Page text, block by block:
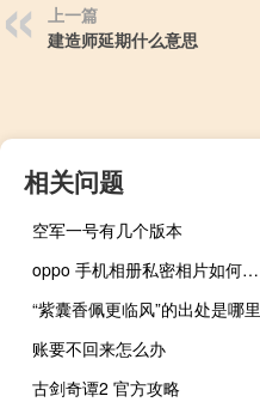
上一篇
建造师延期什么意思
相关问题
空军一号有几个版本
oppo 手机相册私密相片如何删除
“紫囊香佩更临风”的出处是哪里
账要不回来怎么办
古剑奇谭2 官方攻略